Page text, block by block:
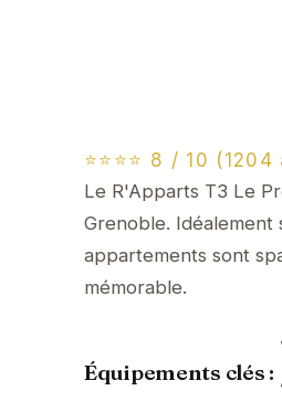
⭐⭐⭐⭐ 8 / 10
Le R'Apparts T3 Le
Grenoble. Idéalement
appartements sont
mémorable.
Équipements clés :